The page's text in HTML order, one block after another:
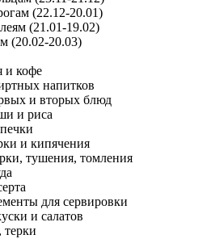
(22.12-20.01)
(21.01-19.02)
(20.02-20.03)
и кофе
напитков
и вторых блюд
и риса
и кипячения
тушения, томления
для сервировки
и салатов
терки